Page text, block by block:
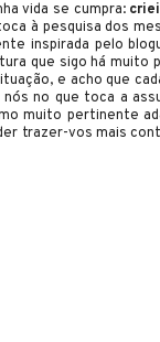
vida se cumpra:
à pesquisa dos
inspirada pelo
que sigo há muito
e acho que
no que toca a
muito pertinente
trazer-vos mais